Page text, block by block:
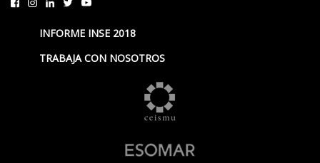
INFORME INSE 2018
TRABAJA CON NOSOTROS